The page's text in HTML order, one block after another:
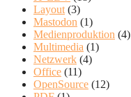
Layout (3)
Mastodon (1)
Medienproduktion (4)
Multimedia (1)
Netzwerk (4)
Office (11)
OpenSource (12)